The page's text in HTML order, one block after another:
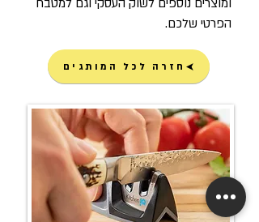
ומוצרים נוספים לשוק העסקי וגם למטבח
הפרטי שלכם.
חזרה לכל המותגים